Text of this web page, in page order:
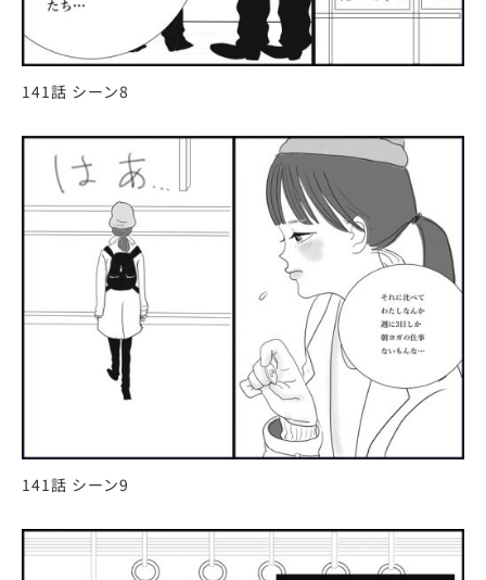
141話 シーン8
141話 シーン9